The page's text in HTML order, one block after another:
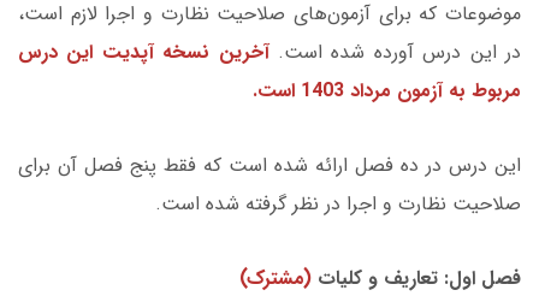
موضوعات که برای آزمون‌های صلاحیت نظارت و اجرا لازم است،
در این درس آورده شده است.آخرین نسخه آپدیت این درس
مربوط به آزمون مرداد 1403 است.
این درس در ده فصل ارائه شده است که فقط پنج فصل آن برای
صلاحیت نظارت و اجرا در نظر گرفته شده است.
فصل اول: تعاریف و کلیات (مشترک)